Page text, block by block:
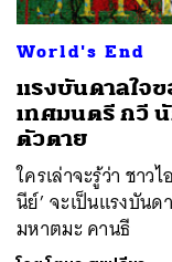
World's End
แรงบันดาลใจ
เทศมนตรี กวี
ตัวตาย
ใครเล่าจะรู้ว่า ชาว
นีย์’ จะเป็นแรงบัน
มหาตมะ คานธี
SHARE